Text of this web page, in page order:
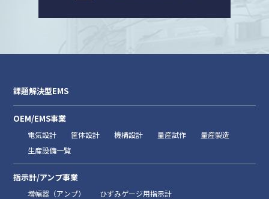
課題解決型EMS
OEM/EMS事業
電気設計 筐体設計 機構設計 量産試作
量産製造
生産設備一覧
指示計/アンプ事業
増幅器（アンプ） ひずみゲージ用指示計